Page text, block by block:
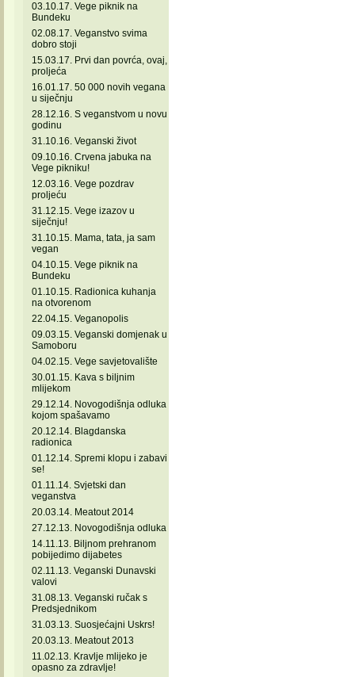
03.10.17. Vege piknik na
Bundeku
02.08.17. Veganstvo svima
dobro stoji
15.03.17. Prvi dan povrća, ovaj,
proljeća
16.01.17. 50 000 novih vegana
u siječnju
28.12.16. S veganstvom u novu
godinu
31.10.16. Veganski život
09.10.16. Crvena jabuka na
Vege pikniku!
12.03.16. Vege pozdrav
proljeću
31.12.15. Vege izazov u
siječnju!
31.10.15. Mama, tata, ja sam
vegan
04.10.15. Vege piknik na
Bundeku
01.10.15. Radionica kuhanja
na otvorenom
22.04.15. Veganopolis
09.03.15. Veganski domjenak u
Samoboru
04.02.15. Vege savjetovalište
30.01.15. Kava s biljnim
mlijekom
29.12.14. Novogodišnja odluka
kojom spašavamo
20.12.14. Blagdanska
radionica
01.12.14. Spremi klopu i zabavi
se!
01.11.14. Svjetski dan
veganstva
20.03.14. Meatout 2014
27.12.13. Novogodišnja odluka
14.11.13. Biljnom prehranom
pobijedimo dijabetes
02.11.13. Veganski Dunavski
valovi
31.08.13. Veganski ručak s
Predsjednikom
31.03.13. Suosjećajni Uskrs!
20.03.13. Meatout 2013
11.02.13. Kravlje mlijeko je
opasno za zdravlje!